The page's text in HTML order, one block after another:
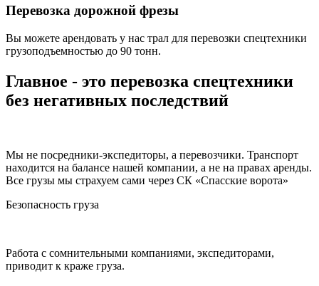
Перевозка дорожной фрезы
Вы можете арендовать у нас трал для перевозки спецтехники
грузоподъемностью до 90 тонн.
Главное - это перевозка спецтехники
без негативных последствий
Мы не посредники-экспедиторы, а перевозчики. Транспорт
находится на балансе нашей компании, а не на правах аренды.
Все грузы мы страхуем сами через СК «Спасские ворота»
Безопасность груза
Работа с сомнительными компаниями, экспедиторами,
приводит к краже груза.